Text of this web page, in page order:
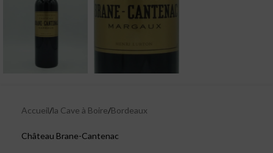
Accueil/la Cave à Boire/Bordeaux
Château Brane-Cantenac